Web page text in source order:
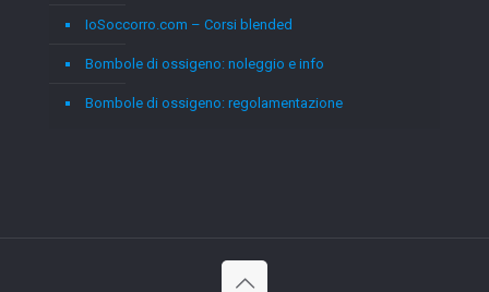
IoSoccorro.com – Corsi blended
Bombole di ossigeno: noleggio e info
Bombole di ossigeno: regolamentazione